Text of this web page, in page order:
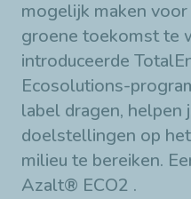
mogelijk maken
groene toekomst te
introduceerde
Ecosolutions-
label dragen, helpen
doelstellingen op
milieu te bereiken.
Azalt® ECO2 .